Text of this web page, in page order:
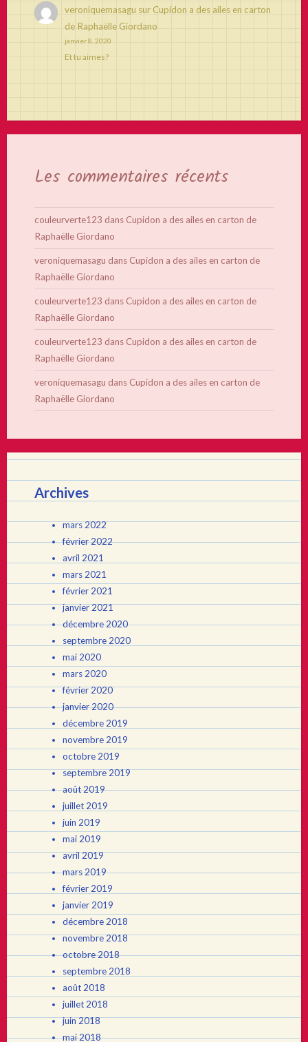
veroniquemasagu sur Cupidon a des ailes en carton
de Raphaëlle Giordano
janvier 8, 2020
Et tu aimes?
Les commentaires récents
couleurverte123 dans Cupidon a des ailes en carton de
Raphaëlle Giordano
veroniquemasagu dans Cupidon a des ailes en carton de
Raphaëlle Giordano
couleurverte123 dans Cupidon a des ailes en carton de
Raphaëlle Giordano
couleurverte123 dans Cupidon a des ailes en carton de
Raphaëlle Giordano
veroniquemasagu dans Cupidon a des ailes en carton de
Raphaëlle Giordano
Archives
mars 2022
février 2022
avril 2021
mars 2021
février 2021
janvier 2021
décembre 2020
septembre 2020
mai 2020
mars 2020
février 2020
janvier 2020
décembre 2019
novembre 2019
octobre 2019
septembre 2019
août 2019
juillet 2019
juin 2019
mai 2019
avril 2019
mars 2019
février 2019
janvier 2019
décembre 2018
novembre 2018
octobre 2018
septembre 2018
août 2018
juillet 2018
juin 2018
mai 2018